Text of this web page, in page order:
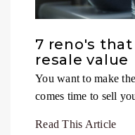
7 reno's
resale value
You want to make
comes time to sell
Read This Article